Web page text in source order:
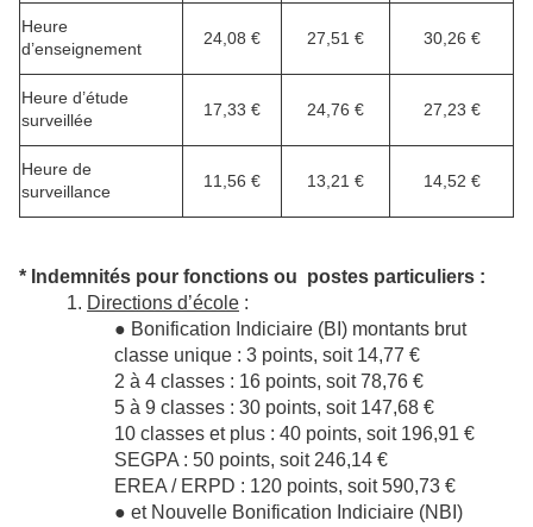
Heure
d’enseignement
24,08 € 27,51 € 30,26 €
Heure d’étude
surveillée
17,33 € 24,76 € 27,23 €
Heure de
surveillance
11,56 € 13,21 € 14,52 €
* Indemnités pour fonctions ou postes particuliers :
1. Directions d’école :
● Bonification Indiciaire (BI) montants brut
classe unique : 3 points, soit 14,77 €
2 à 4 classes : 16 points, soit 78,76 €
5 à 9 classes : 30 points, soit 147,68 €
10 classes et plus : 40 points, soit 196,91 €
SEGPA : 50 points, soit 246,14 €
EREA / ERPD : 120 points, soit 590,73 €
● et Nouvelle Bonification Indiciaire (NBI)